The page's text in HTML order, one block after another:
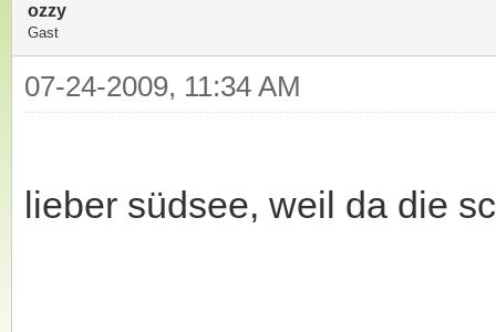
ozzy
Gast
07-24-2009, 11:34 AM
lieber südsee, weil da die